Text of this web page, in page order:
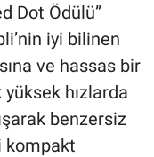
Dot Ödülü”
iyi bilinen
ve hassas bir
hızlarda
benzersiz
kompakt